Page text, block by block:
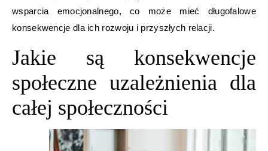
wsparcia emocjonalnego, co może mieć długofalowe
konsekwencje dla ich rozwoju i przyszłych relacji.
Jakie są konsekwencje
społeczne uzależnienia dla
całej społeczności